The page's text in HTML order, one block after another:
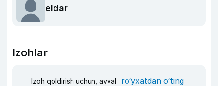
eldar
Izohlar
Izoh qoldirish uchun, avval ro‘yxatdan o‘ting